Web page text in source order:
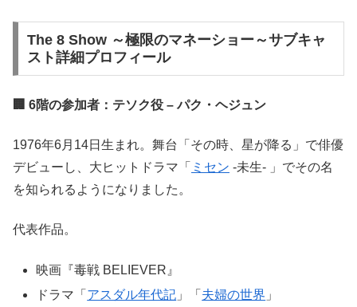
The 8 Show ～極限のマネーショー～サブキャ
スト詳細プロフィール
🏢 6階の参加者：テソク役 – パク・ヘジュン
1976年6月14日生まれ。舞台「その時、星が降る」で俳優
デビューし、大ヒットドラマ「 ミセン -未生- 」でその名
を知られるようになりました。
代表作品。
映画『毒戦 BELIEVER』
ドラマ「 アスダル年代記 」「 夫婦の世界 」